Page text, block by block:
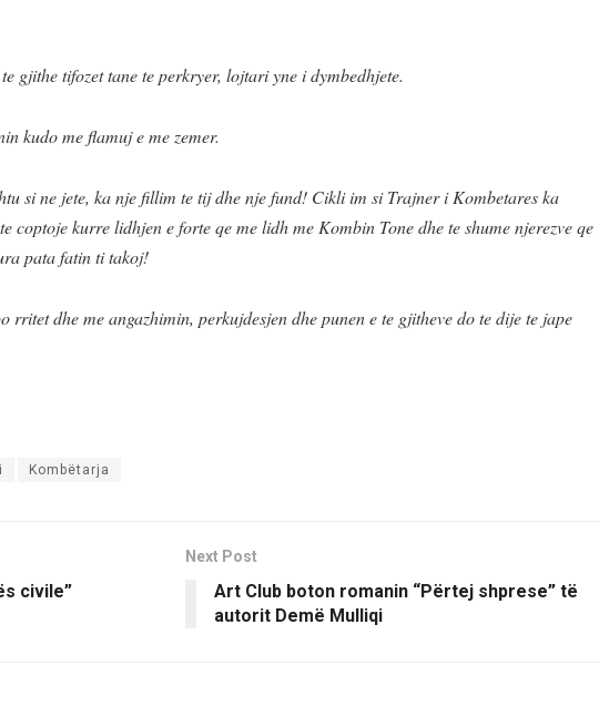
gjithe tifozet tane te perkryer, lojtari yne i dymbedhjete.
kudo me flamuj e me zemer.
si ne jete, ka nje fillim te tij dhe nje fund! Cikli im si Trajner i Kombetares ka
coptoje kurre lidhjen e forte qe me lidh me Kombin Tone dhe te shume njerezve qe
pata fatin ti takoj!
rritet dhe me angazhimin, perkujdesjen dhe punen e te gjitheve do te dije te jape
Kombëtarja
civile”
Next Post
Art Club boton romanin “Përtej shprese” të
autorit Demë Mulliqi